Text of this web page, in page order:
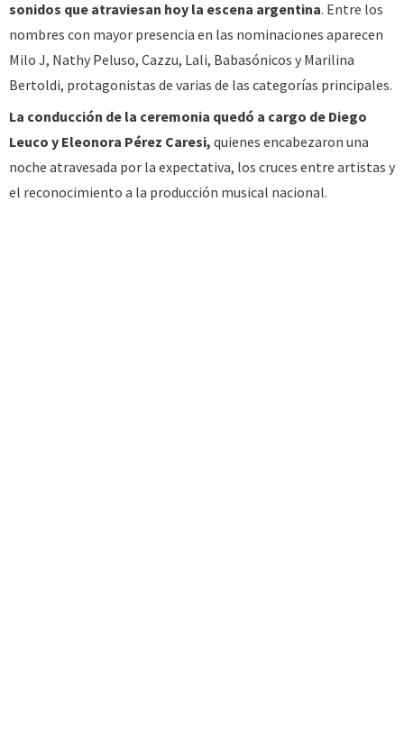
sonidos que atraviesan hoy la escena argentina. Entre los
nombres con mayor presencia en las nominaciones aparecen
Milo J, Nathy Peluso, Cazzu, Lali, Babasónicos y Marilina
Bertoldi, protagonistas de varias de las categorías principales.
La conducción de la ceremonia quedó a cargo de Diego
Leuco y Eleonora Pérez Caresi, quienes encabezaron una
noche atravesada por la expectativa, los cruces entre artistas y
el reconocimiento a la producción musical nacional.